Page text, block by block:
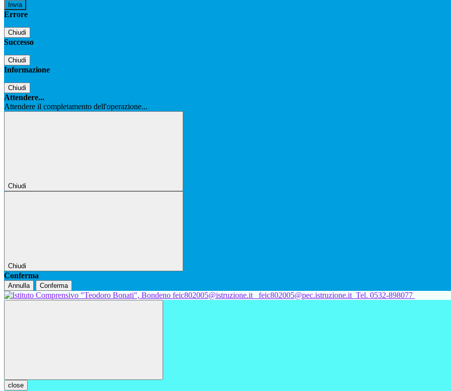
Errore
Chiudi
Successo
Chiudi
Informazione
Chiudi
Attendere...
Attendere il completamento dell'operazione...
Chiudi
Chiudi
Conferma
Annulla Conferma
feic802005@istruzione.it feic802005@pec.istruzione.it Tel. 0532-898077
close